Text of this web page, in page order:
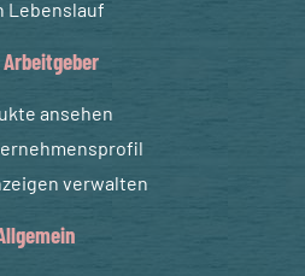
Lebenslauf
ansehen
verwalten